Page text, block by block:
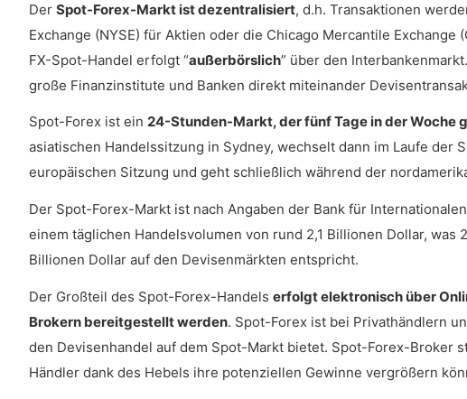
Der Spot-Forex-Markt ist dezentralisiert, d.h. Transaktionen
Exchange (NYSE) für Aktien oder die Chicago Mercantile
FX-Spot-Handel erfolgt “außerbörslich” über den
große Finanzinstitute und Banken direkt miteinander
Spot-Forex ist ein 24-Stunden-Markt, der fünf Tage in der Woche
asiatischen Handelssitzung in Sydney, wechselt dann im Laufe der
europäischen Sitzung und geht schließlich während der
Der Spot-Forex-Markt ist nach Angaben der Bank für
einem täglichen Handelsvolumen von rund 2,1 Billionen Dollar, was
Billionen Dollar auf den Devisenmärkten entspricht.
Der Großteil des Spot-Forex-Handels erfolgt elektronisch über
Brokern bereitgestellt werden. Spot-Forex ist bei Privathändlern
den Devisenhandel auf dem Spot-Markt bietet. Spot-Forex-Broker
Händler dank des Hebels ihre potenziellen Gewinne vergrößern